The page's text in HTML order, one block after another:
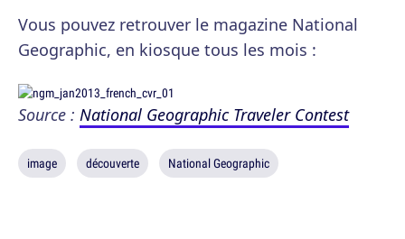
Vous pouvez retrouver le magazine National
Geographic, en kiosque tous les mois :
Source : National Geographic Traveler Contest
image découverte National Geographic